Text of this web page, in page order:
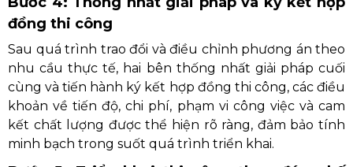
đồng thi công
Sau quá trình trao đổi và điều chỉnh phương án theo
nhu cầu thực tế, hai bên thống nhất giải pháp cuối
cùng và tiến hành ký kết hợp đồng thi công, các điều
khoản về tiến độ, chi phí, phạm vi công việc và cam
kết chất lượng được thể hiện rõ ràng, đảm bảo tính
minh bạch trong suốt quá trình triển khai.